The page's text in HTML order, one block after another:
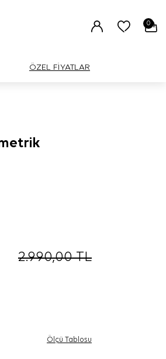
0
ÖZEL FİYATLAR
2.990,00TL
Ölçü Tablosu